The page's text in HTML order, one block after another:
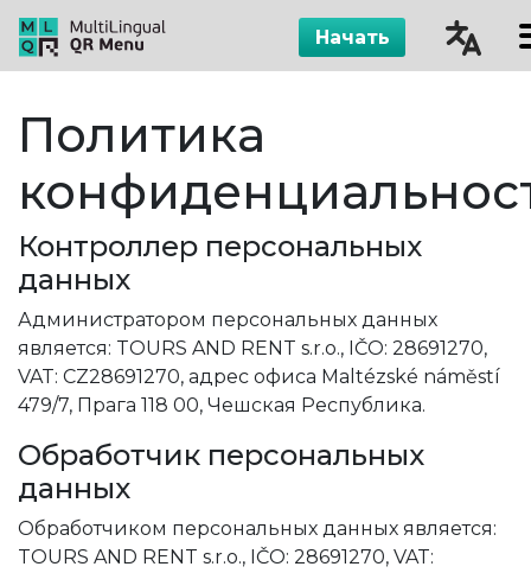
Начать
Русский
Español
Политика
Контроллер персональных
данных
Администратором персональных данных
является: TOURS AND RENT s.r.o., IČO: 28691270,
VAT: CZ28691270, адрес офиса Maltézské náměstí
479/7, Прага 118 00, Чешская Республика.
Обработчик персональных
данных
Обработчиком персональных данных является:
TOURS AND RENT s.r.o., IČO: 28691270, VAT: